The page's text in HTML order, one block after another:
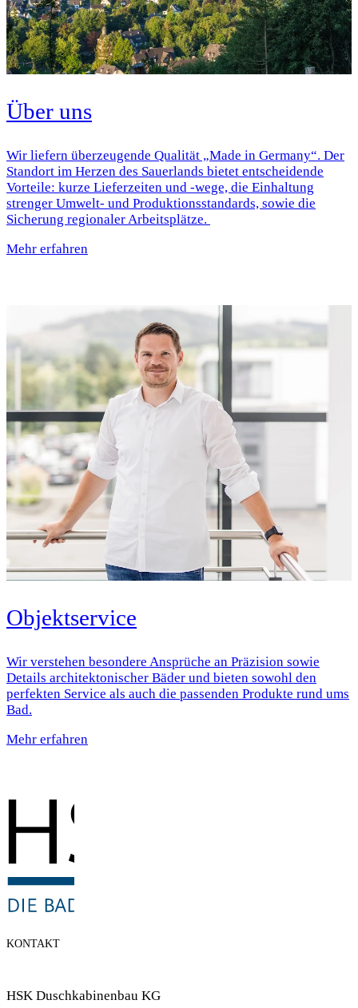
Über uns
Wir liefern überzeugende Qualität „Made in Germany“. Der
Standort im Herzen des Sauerlands bietet entscheidende
Vorteile: kurze Lieferzeiten und -wege, die Einhaltung
strenger Umwelt- und Produktionsstandards, sowie die
Sicherung regionaler Arbeitsplätze.
Mehr erfahren
Objektservice
Wir verstehen besondere Ansprüche an Präzision sowie
Details architektonischer Bäder und bieten sowohl den
perfekten Service als auch die passenden Produkte rund ums
Bad.
Mehr erfahren
KONTAKT
HSK Duschkabinenbau KG